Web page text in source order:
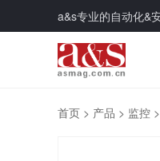
a&s专业的自动化&
首页 > 产品 > 监控 >